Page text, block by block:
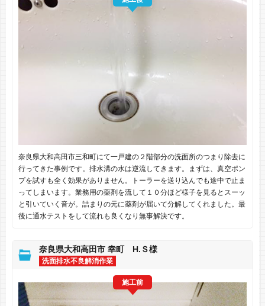
奈良県大和高田市三和町にて一戸建の２階部分の洗面所のつまり除去に
行ってきた事例です。排水溝の水は逆流してきます。まずは、真空ポン
プを試すも全く効果がありません。トーラーを送り込んでも途中で止ま
ってしまいます。業務用の薬剤を流して１０分ほど様子を見るとスーッ
と引いていく音が。詰まりの元に薬剤が届いて分解してくれました。最
後に通水テストをして流れも良くなり無事解決です。
奈良県大和高田市 幸町 H.Ｓ様
洗面排水不良解消作業
施工前